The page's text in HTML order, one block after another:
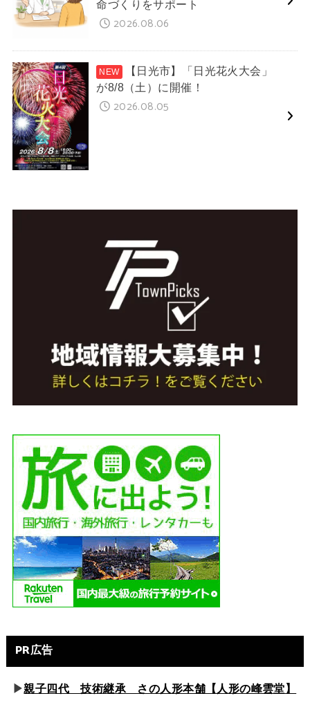
命づくりをサポート
2026.08.06
【日光市】「日光花火大会」
が8/8（土）に開催！
2026.08.05
PR広告
▶親子四代 技術継承 さの人形本舗【人形の峰雲堂】